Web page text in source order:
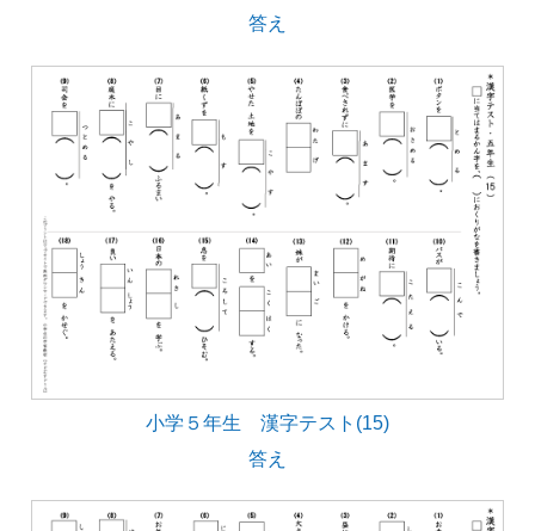
答え
小学５年生 漢字テスト(15)
答え